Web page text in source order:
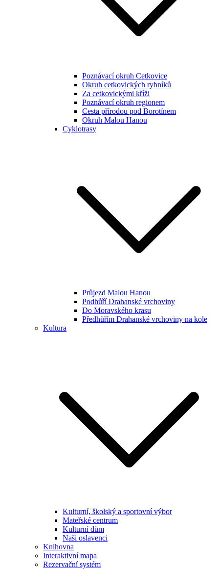
Poznávací okruh Cetkovice
Okruh cetkovických rybníků
Za cetkovickými kříži
Poznávací okruh regionem
Cesta přírodou pod Borotínem
Okruh Malou Hanou
Cyklotrasy
Průjezd Malou Hanou
Podhůří Drahanské vrchoviny
Do Moravského krasu
Předhůřím Drahanské vrchoviny na kole
Kultura
Kulturní, školský a sportovní výbor
Mateřské centrum
Kulturní dům
Naši oslavenci
Knihovna
Interaktivní mapa
Rezervační systém